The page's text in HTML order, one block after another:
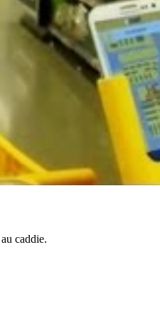
caddie.